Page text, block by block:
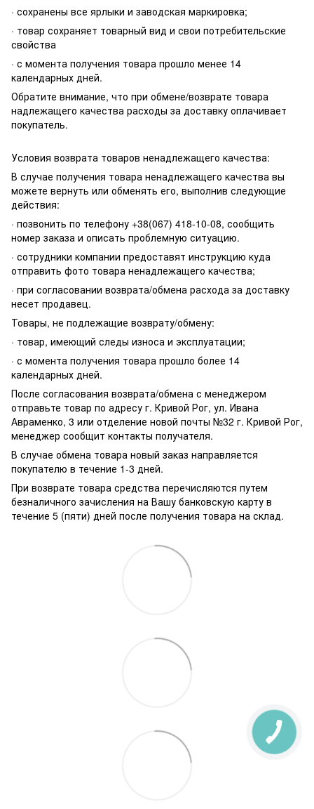
· сохранены все ярлыки и заводская маркировка;
· товар сохраняет товарный вид и свои потребительские
свойства
· с момента получения товара прошло менее 14
календарных дней.
Обратите внимание, что при обмене/возврате товара
надлежащего качества расходы за доставку оплачивает
покупатель.
Условия возврата товаров ненадлежащего качества:
В случае получения товара ненадлежащего качества вы
можете вернуть или обменять его, выполнив следующие
действия:
· позвонить по телефону +38(067) 418-10-08, сообщить
номер заказа и описать проблемную ситуацию.
· сотрудники компании предоставят инструкцию куда
отправить фото товара ненадлежащего качества;
· при согласовании возврата/обмена расхода за доставку
несет продавец.
Товары, не подлежащие возврату/обмену:
· товар, имеющий следы износа и эксплуатации;
· с момента получения товара прошло более 14
календарных дней.
После согласования возврата/обмена с менеджером
отправьте товар по адресу г. Кривой Рог, ул. Ивана
Авраменко, 3 или отделение новой почты №32 г. Кривой Рог,
менеджер сообщит контакты получателя.
В случае обмена товара новый заказ направляется
покупателю в течение 1-3 дней.
При возврате товара средства перечисляются путем
безналичного зачисления на Вашу банковскую карту в
течение 5 (пяти) дней после получения товара на склад.